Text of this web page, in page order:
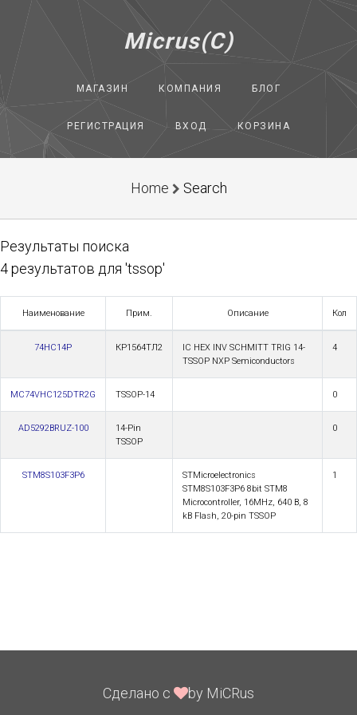
Micrus(C)
МАГАЗИН КОМПАНИЯ БЛОГ
РЕГИСТРАЦИЯ ВХОД КОРЗИНА
Home Search
Результаты поиска
4 результатов для 'tssop'
Наименование Прим. Описание Кол
74HC14P КР1564ТЛ2
IC HEX INV SCHMITT TRIG 14-
TSSOP NXP Semiconductors
4
МС74VHC125DTR2G TSSOP-14 0
AD5292BRUZ-100
14-Pin
TSSOP
0
STM8S103F3P6
STMicroelectronics
STM8S103F3P6 8bit STM8
Microcontroller, 16MHz, 640 B, 8
kB Flash, 20-pin TSSOP
1
Сделано с by MiCRus